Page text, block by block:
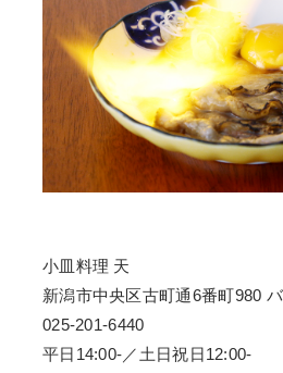
小皿料理 天
新潟市中央区古町通6番町980
025-201-6440
平日14:00-／土日祝日12:00-